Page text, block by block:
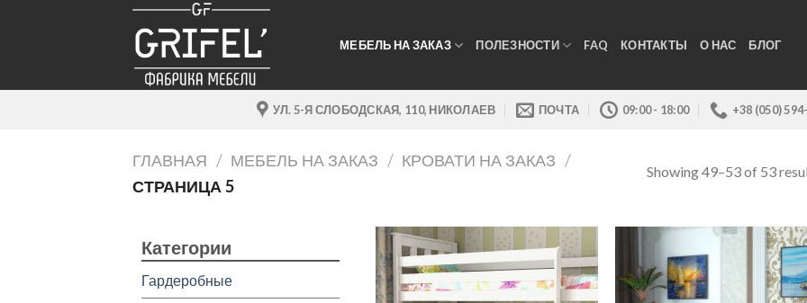
МЕБЕЛЬ НА ЗАКАЗ ПОЛЕЗНОСТИ FAQ КОНТАКТЫ О НАС БЛОГ
УЛ. 5-Я СЛОБОДСКАЯ, 110, НИКОЛАЕВ ПОЧТА 09:00 - 18:00 +38 (050)
ГЛАВНАЯ / МЕБЕЛЬ НА ЗАКАЗ / КРОВАТИ НА ЗАКАЗ /
СТРАНИЦА 5
Showing 49–53 of 53
Категории
Гардеробные